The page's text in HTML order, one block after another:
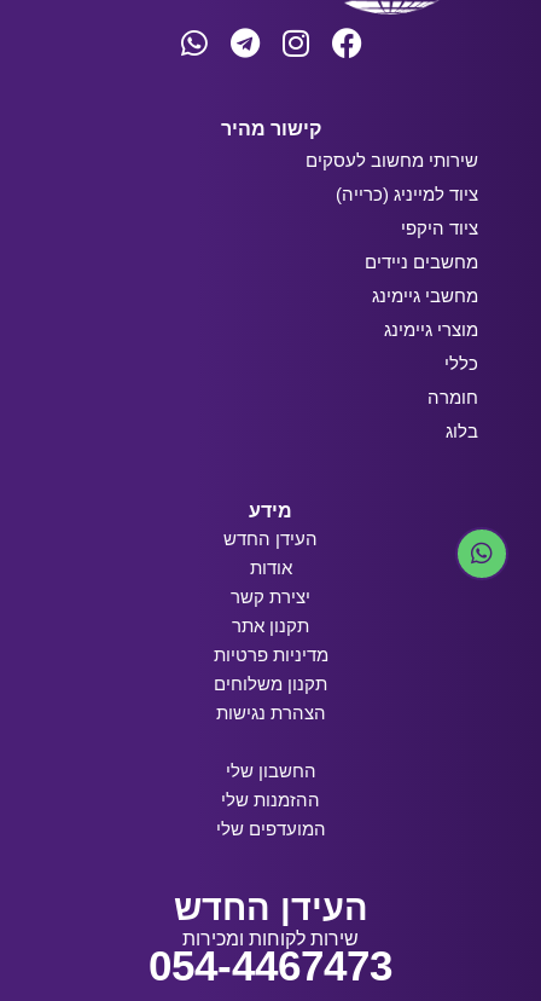
קישור מהיר
שירותי מחשוב לעסקים
ציוד למייניג (כרייה)
ציוד היקפי
מחשבים ניידים
מחשבי גיימינג
מוצרי גיימינג
כללי
חומרה
בלוג
מידע
העידן החדש
אודות
יצירת קשר
תקנון אתר
מדיניות פרטיות
תקנון משלוחים
הצהרת נגישות
החשבון שלי
ההזמנות שלי
המועדפים שלי
העידן החדש
שירות לקוחות ומכירות
054-4467473